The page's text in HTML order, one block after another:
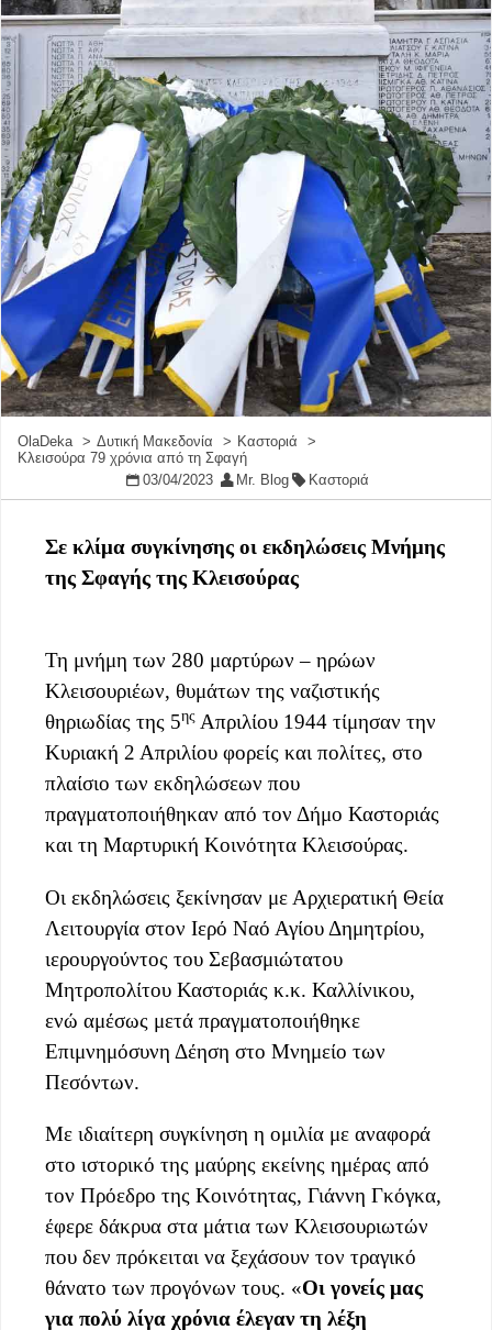
OlaDeka Δυτική Μακεδονία
Καστοριά
Κλεισούρα 79 χρόνια από τη Σφαγή
03/04/2023
Mr. Blog Καστοριά
Σε κλίμα συγκίνησης οι εκδηλώσεις Μνήμης
της Σφαγής της Κλεισούρας
Τη μνήμη των 280 μαρτύρων – ηρώων
Κλεισουριέων, θυμάτων της ναζιστικής
θηριωδίας της 5ης Απριλίου 1944 τίμησαν την
Κυριακή 2 Απριλίου φορείς και πολίτες, στο
πλαίσιο των εκδηλώσεων που
πραγματοποιήθηκαν από τον Δήμο Καστοριάς
και τη Μαρτυρική Κοινότητα Κλεισούρας.
Οι εκδηλώσεις ξεκίνησαν με Αρχιερατική Θεία
Λειτουργία στον Ιερό Ναό Αγίου Δημητρίου,
ιερουργούντος του Σεβασμιώτατου
Μητροπολίτου Καστοριάς κ.κ. Καλλίνικου,
ενώ αμέσως μετά πραγματοποιήθηκε
Επιμνημόσυνη Δέηση στο Μνημείο των
Πεσόντων.
Με ιδιαίτερη συγκίνηση η ομιλία με αναφορά
στο ιστορικό της μαύρης εκείνης ημέρας από
τον Πρόεδρο της Κοινότητας, Γιάννη Γκόγκα,
έφερε δάκρυα στα μάτια των Κλεισουριωτών
που δεν πρόκειται να ξεχάσουν τον τραγικό
θάνατο των προγόνων τους. «Οι γονείς μας
για πολύ λίγα χρόνια έλεγαν τη λέξη